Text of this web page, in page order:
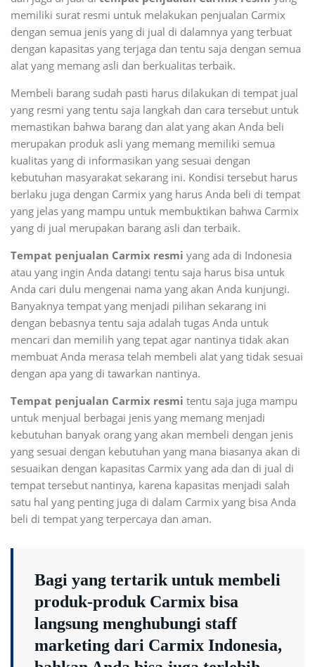
memiliki surat resmi untuk melakukan penjualan Carmix
dengan semua jenis yang di jual di dalamnya yang terbuat
dengan kapasitas yang terjaga dan tentu saja dengan semua
alat yang memang asli dan berkualitas terbaik.
Membeli barang sudah pasti harus dilakukan di tempat jual
yang resmi yang tentu saja langkah dan cara tersebut untuk
memastikan bahwa barang dan alat yang akan Anda beli
merupakan produk asli yang memang memiliki semua
kualitas yang di informasikan yang sesuai dengan
kebutuhan masyarakat sekarang ini. Kondisi tersebut harus
berlaku juga dengan Carmix yang harus Anda beli di tempat
yang jelas yang mampu untuk membuktikan bahwa Carmix
yang di jual merupakan barang asli dan terbaik.
Tempat penjualan Carmix resmi yang ada di Indonesia
atau yang ingin Anda datangi tentu saja harus bisa untuk
Anda cari dulu mengenai nama yang akan Anda kunjungi.
Banyaknya tempat yang menjadi pilihan sekarang ini
dengan bebasnya tentu saja adalah tugas Anda untuk
mencari dan memilih yang tepat agar nantinya tidak akan
membuat Anda merasa telah membeli alat yang tidak sesuai
dengan apa yang di tawarkan nantinya.
Tempat penjualan Carmix resmi tentu saja juga mampu
untuk menjual berbagai jenis yang memang menjadi
kebutuhan banyak orang yang akan membeli dengan jenis
yang sesuai dengan kebutuhan yang mana biasanya akan di
sesuaikan dengan kapasitas Carmix yang ada dan di jual di
tempat tersebut nantinya, karena kapasitas menjadi salah
satu hal yang penting juga di dalam Carmix yang bisa Anda
beli di tempat yang terpercaya dan aman.
Bagi yang tertarik untuk membeli
produk-produk Carmix bisa
langsung menghubungi staff
marketing dari Carmix Indonesia,